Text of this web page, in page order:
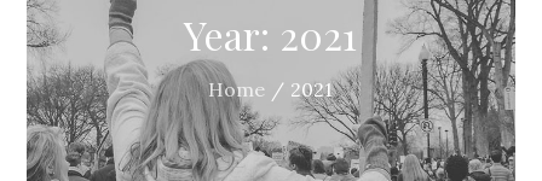
Year: 2021
Home 2021